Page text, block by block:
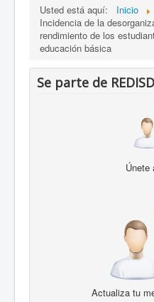
Usted está aquí: Inicio
Incidencia de la
rendimiento de los
educación básica
Se parte de REDISD
Únete
Actualiza tu